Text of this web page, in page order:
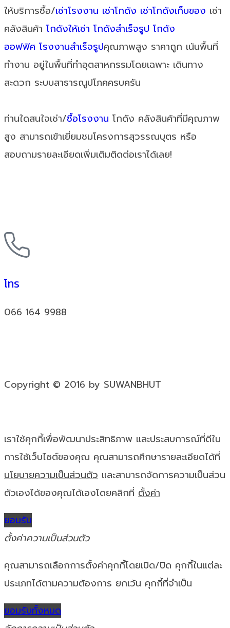
ให้บริการซื้อ/เช่าโรงงาน เช่าโกดัง เช่าโกดังเก็บของ เช่า
คลังสินค้า โกดังให้เช่า โกดังสำเร็จรูป โกดัง
ออฟฟิศ โรงงานสำเร็จรูปคุณภาพสูง ราคาถูก เน้นพื้นที่
ทำงาน อยู่ในพื้นที่ทำอุตสาหกรรมโดยเฉพาะ เดินทาง
สะดวก ระบบสาธารณูปโภคครบครัน
ท่านใดสนใจเช่า/ซื้อโรงงาน โกดัง คลังสินค้าที่มีคุณภาพ
สูง สามารถเข้าเยี่ยมชมโครงการสุวรรณบุตร หรือ
สอบถามรายละเอียดเพิ่มเติมติดต่อเราได้เลย!
โทร
066 164 9988
Copyright © 2016 by SUWANBHUT
เราใช้คุกกี้เพื่อพัฒนาประสิทธิภาพ และประสบการณ์ที่ดีใน
การใช้เว็บไซต์ของคุณ คุณสามารถศึกษารายละเอียดได้ที่
นโยบายความเป็นส่วนตัว และสามารถจัดการความเป็นส่วน
ตัวเองได้ของคุณได้เองโดยคลิกที่ ตั้งค่า
ยอมรับ
ตั้งค่าความเป็นส่วนตัว
คุณสามารถเลือกการตั้งค่าคุกกี้โดยเปิด/ปิด คุกกี้ในแต่ละ
ประเภทได้ตามความต้องการ ยกเว้น คุกกี้ที่จำเป็น
ยอมรับทั้งหมด